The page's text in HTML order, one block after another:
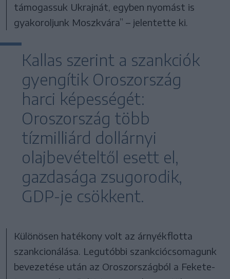
támogassuk Ukrajnát, egyben nyomást is
gyakoroljunk Moszkvára” – jelentette ki.
Kallas szerint a szankciók
gyengítik Oroszország
harci képességét:
Oroszország több
tízmilliárd dollárnyi
olajbevételtől esett el,
gazdasága zsugorodik,
GDP-je csökkent.
Különösen hatékony volt az árnyékflotta
szankcionálása. Legutóbbi szankciócsomagunk
bevezetése után az Oroszországból a Fekete-